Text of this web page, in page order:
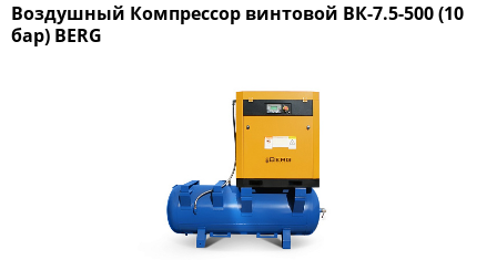
Воздушный Компрессор винтовой ВК-7.5-500 (10
бар) BERG